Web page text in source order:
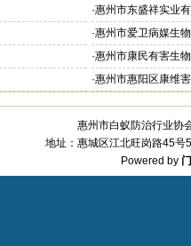
·惠州市东盛祥实业
·惠州市爱卫病媒生
·惠州市康民有害生
害消杀站
·惠州市惠阳区康维
惠州市白蚁防治行业协
地址：惠城区江北旺岗路45
Powered by